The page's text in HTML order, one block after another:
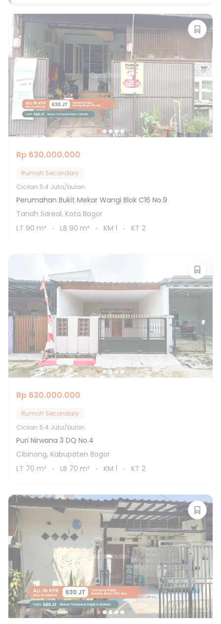
Rp 630.000.000
Rumah Secondary
Cicilan 5.4 Juta/bulan
Perumahan Bukit Mekar Wangi Blok C16 No.9
Tanah Sareal, Kota Bogor
LT 90 m² LB 90 m² KM 1 KT 2
Rp 630.000.000
Rumah Secondary
Cicilan 5.4 Juta/bulan
Puri Nirwana 3 DQ No.4
Cibinong, Kabupaten Bogor
LT 70 m² LB 70 m² KM 1 KT 2